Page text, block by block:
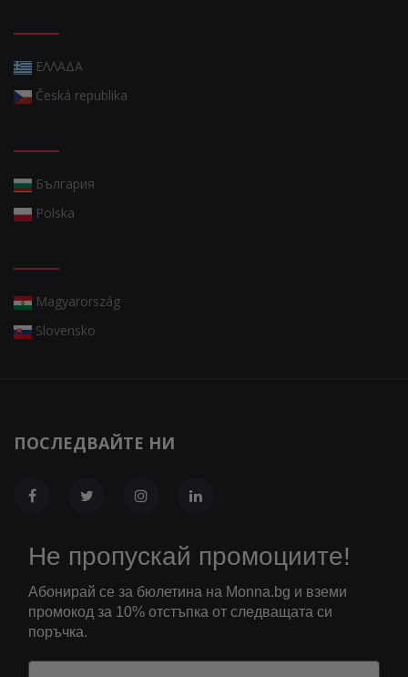
ΕΛΛΑΔΑ
Česká republika
България
Polska
Magyarország
Slovensko
ПОСЛЕДВАЙТЕ НИ
Не пропускай промоциите!
Абонирай се за бюлетина на Monna.bg и вземи
промокод за 10% отстъпка от следващата си
поръчка.